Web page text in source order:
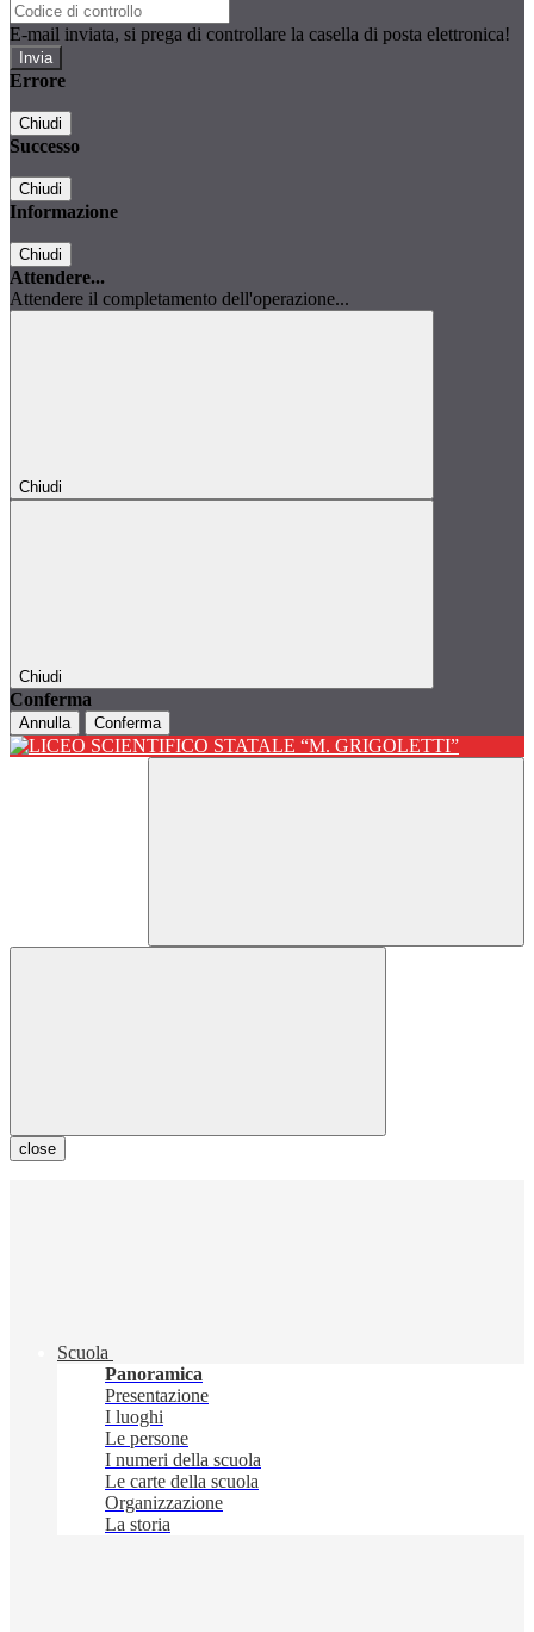
E-mail inviata, si prega di controllare la casella di posta elettronica!
Errore
Chiudi
Successo
Chiudi
Informazione
Chiudi
Attendere...
Attendere il completamento dell'operazione...
Chiudi
Chiudi
Conferma
Annulla Conferma
close
Scuola
Panoramica
Presentazione
I luoghi
Le persone
I numeri della scuola
Le carte della scuola
Organizzazione
La storia